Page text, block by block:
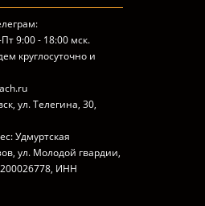
9:00 - 18:00 мск.
круглосуточно и
ул. Телегина, 30,
Удмуртская
ул. Молодой гвардии,
ИНН